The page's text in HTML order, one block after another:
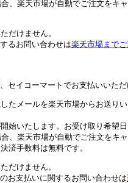
、楽天市場が自動でご注文をキャ
だけません。
るお問い合わせは楽天市場まで
セイコーマートでお支払いいただ
たメールを楽天市場からお送りい
始いたします。お受け取り希望
、楽天市場が自動でご注文をキャ
済手数料は無料です。
だけません。
お支払いに関するお問い合わせは